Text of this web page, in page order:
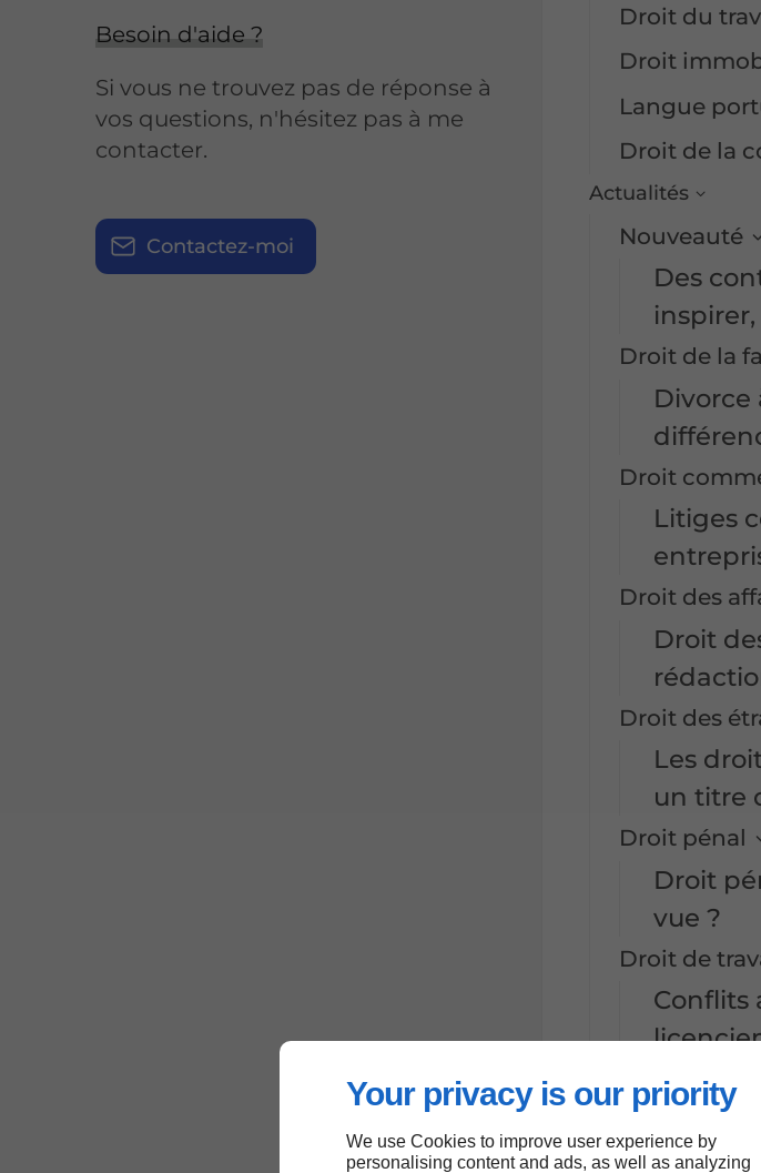
Your privacy is our priority
We use Cookies to improve user experience by
personalising content and ads, as well as analyzing
Besoin d'aide ?
Si vous ne trouvez pas de réponse à
vos questions, n'hésitez pas à me
contacter.
Contactez-moi
Droit du
Droit
Langue
Droit de la
Actualités
Nouveauté
Des
Droit de la
Divorce
Droit
Litiges
Droit des
Droit
Droit des
Les
un titre
Droit pénal
Droit
vue ?
Droit de
Conflits
Contactez-moi
Mentions légales
Plan du site